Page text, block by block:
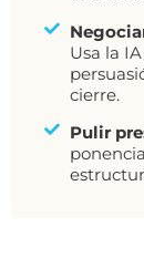
Usa la
cierre.
Pulir